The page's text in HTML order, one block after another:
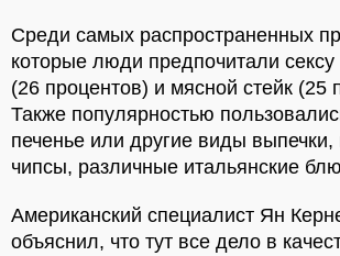
Среди самых распространенных
которые люди предпочитали
(26 процентов) и мясной стейк (25
Также популярностью
печенье или другие виды
чипсы, различные итальянские
Американский специалист Ян
объяснил, что тут все дело в